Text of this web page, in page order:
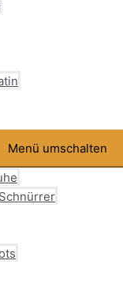
Menü umschalten